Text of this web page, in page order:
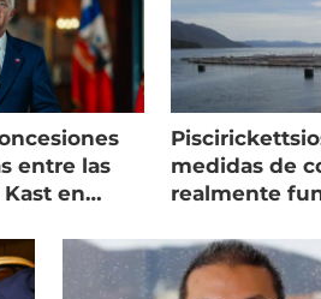
entre las
en
medidas de
realmente